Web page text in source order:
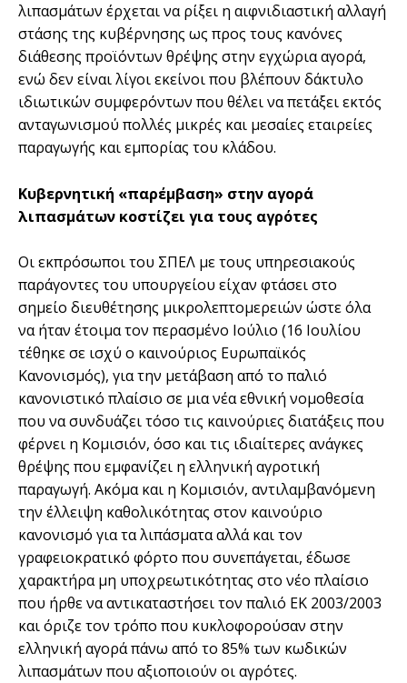
λιπασμάτων έρχεται να ρίξει η αιφνιδιαστική αλλαγή
στάσης της κυβέρνησης ως προς τους κανόνες
διάθεσης προϊόντων θρέψης στην εγχώρια αγορά,
ενώ δεν είναι λίγοι εκείνοι που βλέπουν δάκτυλο
ιδιωτικών συμφερόντων που θέλει να πετάξει εκτός
ανταγωνισμού πολλές μικρές και μεσαίες εταιρείες
παραγωγής και εμπορίας του κλάδου.
Κυβερνητική «παρέμβαση» στην αγορά
λιπασμάτων κοστίζει για τους αγρότες
Οι εκπρόσωποι του ΣΠΕΛ με τους υπηρεσιακούς
παράγοντες του υπουργείου είχαν φτάσει στο
σημείο διευθέτησης μικρολεπτομερειών ώστε όλα
να ήταν έτοιμα τον περασμένο Ιούλιο (16 Ιουλίου
τέθηκε σε ισχύ ο καινούριος Ευρωπαϊκός
Κανονισμός), για την μετάβαση από το παλιό
κανονιστικό πλαίσιο σε μια νέα εθνική νομοθεσία
που να συνδυάζει τόσο τις καινούριες διατάξεις που
φέρνει η Κομισιόν, όσο και τις ιδιαίτερες ανάγκες
θρέψης που εμφανίζει η ελληνική αγροτική
παραγωγή. Ακόμα και η Κομισιόν, αντιλαμβανόμενη
την έλλειψη καθολικότητας στον καινούριο
κανονισμό για τα λιπάσματα αλλά και τον
γραφειοκρατικό φόρτο που συνεπάγεται, έδωσε
χαρακτήρα μη υποχρεωτικότητας στο νέο πλαίσιο
που ήρθε να αντικαταστήσει τον παλιό ΕΚ 2003/2003
και όριζε τον τρόπο που κυκλοφορούσαν στην
ελληνική αγορά πάνω από το 85% των κωδικών
λιπασμάτων που αξιοποιούν οι αγρότες.